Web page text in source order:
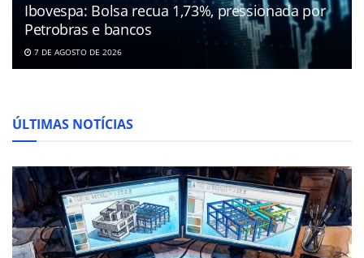
Ibovespa: Bolsa recua 1,73%, pressionada por
Petrobras e bancos
7 DE AGOSTO DE 2026
ÚLTIMAS NOTÍCIAS